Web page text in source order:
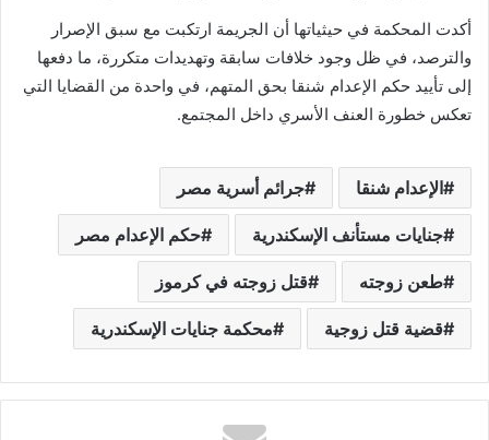
أكدت المحكمة في حيثياتها أن الجريمة ارتكبت مع سبق الإصرار
والترصد، في ظل وجود خلافات سابقة وتهديدات متكررة، ما دفعها
إلى تأييد حكم الإعدام شنقا بحق المتهم، في واحدة من القضايا التي
تعكس خطورة العنف الأسري داخل المجتمع.
الإعدام شنقا جرائم أسرية مصر
جنايات مستأنف الإسكندرية حكم الإعدام مصر
طعن زوجته قتل زوجته في كرموز
قضية قتل زوجية محكمة جنايات الإسكندرية